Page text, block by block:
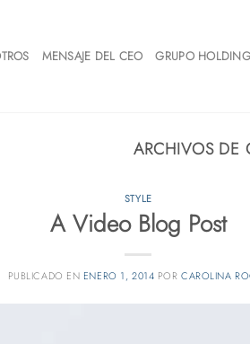
MENSAJE DEL CEO GRUPO HOLDING
ARCHIVOS DE
STYLE
A Video Blog Post
PUBLICADO EN ENERO 1, 2014 PORCAROLINA